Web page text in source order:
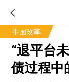
中国改革
“退平台
债过程中